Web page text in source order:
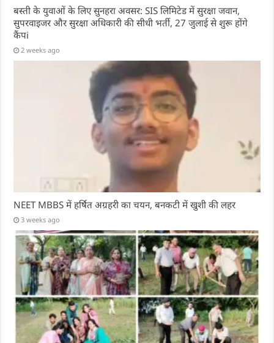
बस्ती के युवाओं के लिए सुनहरा अवसर: SIS लिमिटेड में सुरक्षा जवान,
सुपरवाइजर और सुरक्षा अधिकारी की सीधी भर्ती, 27 जुलाई से शुरू होंगे
कैंपi
2 weeks ago
NEET MBBS में हर्षित अग्रहरी का चयन, बनकटी में खुशी की लहर
3 weeks ago